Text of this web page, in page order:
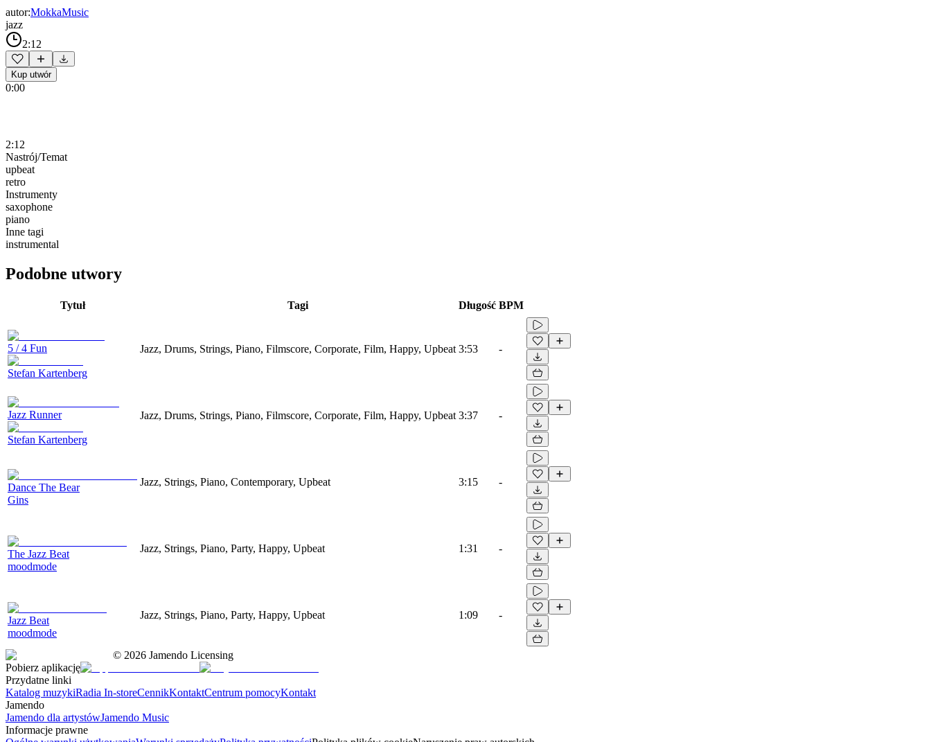
autor:MokkaMusic
jazz
2:12
Kup utwór
0:00
2:12
Nastrój/Temat
upbeat
retro
Instrumenty
saxophone
piano
Inne tagi
instrumental
Podobne utwory
Tytuł Tagi Długość BPM
5 / 4 Fun
Stefan Kartenberg
Jazz, Drums, Strings, Piano, Filmscore, Corporate, Film, Happy, Upbeat 3:53 -
Jazz Runner
Stefan Kartenberg
Jazz, Drums, Strings, Piano, Filmscore, Corporate, Film, Happy, Upbeat 3:37 -
Dance The Bear
Gins
Jazz, Strings, Piano, Contemporary, Upbeat 3:15 -
The Jazz Beat
moodmode
Jazz, Strings, Piano, Party, Happy, Upbeat 1:31 -
Jazz Beat
moodmode
Jazz, Strings, Piano, Party, Happy, Upbeat 1:09 -
© 2026 Jamendo Licensing
Pobierz aplikację
Przydatne linki
Katalog muzykiRadia In-storeCennikKontaktCentrum pomocyKontakt
Jamendo
Jamendo dla artystówJamendo Music
Informacje prawne